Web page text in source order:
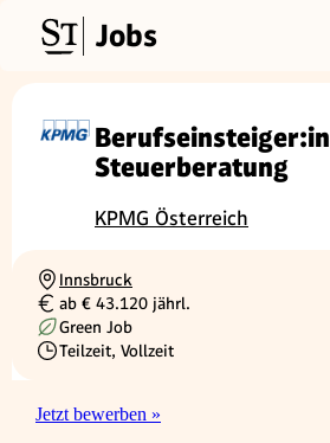
Jobs
Berufseinsteiger:in
Steuerberatung
KPMG Österreich
Ortschaft
Innsbruck
Gehalt
ab € 43.120 jährl.
Green Job
Beschäftigungsart
Teilzeit, Vollzeit
Jetzt bewerben »